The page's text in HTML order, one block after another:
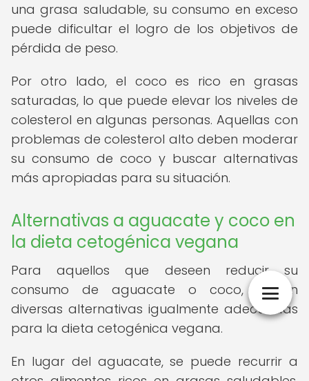
una grasa saludable, su consumo en exceso
puede dificultar el logro de los objetivos de
pérdida de peso.
Por otro lado, el coco es rico en grasas
saturadas, lo que puede elevar los niveles de
colesterol en algunas personas. Aquellas con
problemas de colesterol alto deben moderar
su consumo de coco y buscar alternativas
más apropiadas para su situación.
Alternativas a aguacate y coco en
la dieta cetogénica vegana
Para aquellos que deseen reducir su
consumo de aguacate o coco, existen
diversas alternativas igualmente adecuadas
para la dieta cetogénica vegana.
En lugar del aguacate, se puede recurrir a